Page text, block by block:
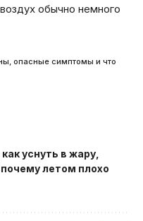
обычно немного
опасные симптомы и что
как уснуть в жару
почему летом плохо